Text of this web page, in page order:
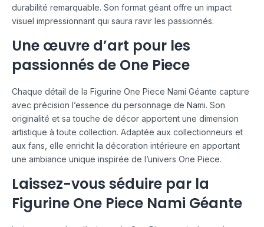
durabilité remarquable. Son format géant offre un impact
visuel impressionnant qui saura ravir les passionnés.
Une œuvre d’art pour les
passionnés de One Piece
Chaque détail de la Figurine One Piece Nami Géante capture
avec précision l’essence du personnage de Nami. Son
originalité et sa touche de décor apportent une dimension
artistique à toute collection. Adaptée aux collectionneurs et
aux fans, elle enrichit la décoration intérieure en apportant
une ambiance unique inspirée de l’univers One Piece.
Laissez-vous séduire par la
Figurine One Piece Nami Géante